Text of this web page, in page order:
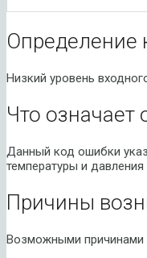
Определение
Низкий уровень
Что означает
Данный код ошибки
температуры и
Причины
Возможными причинами